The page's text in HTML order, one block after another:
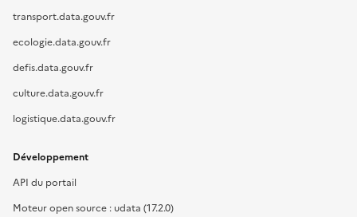
transport.data.gouv.fr
ecologie.data.gouv.fr
defis.data.gouv.fr
culture.data.gouv.fr
logistique.data.gouv.fr
Développement
API du portail
Moteur open source : udata (17.2.0)